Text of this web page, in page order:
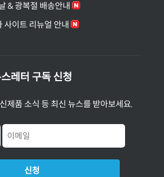
& 광복절 배송안내
사이트 리뉴얼 안내
레터 구독 신청
제품 소식 등 최신 뉴스를 받아보세요.
신청